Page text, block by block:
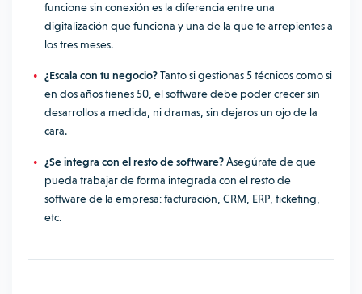
funcione sin conexión es la diferencia entre una
digitalización que funciona y una de la que te arrepientes a
los tres meses.
¿Escala con tu negocio?Tanto si gestionas 5 técnicos como si
en dos años tienes 50, el software debe poder crecer sin
desarrollos a medida, ni dramas, sin dejaros un ojo de la
cara.
¿Se integra con el resto de software?Asegúrate de que
pueda trabajar de forma integrada con el resto de
software de la empresa: facturación, CRM, ERP, ticketing,
etc.